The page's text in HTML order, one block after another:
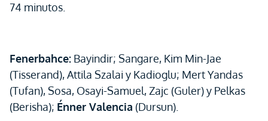
74 minutos.
Fenerbahce: Bayindir; Sangare, Kim Min-Jae
(Tisserand), Attila Szalai y Kadioglu; Mert Yandas
(Tufan), Sosa, Osayi-Samuel, Zajc (Guler) y Pelkas
(Berisha); Énner Valencia (Dursun).